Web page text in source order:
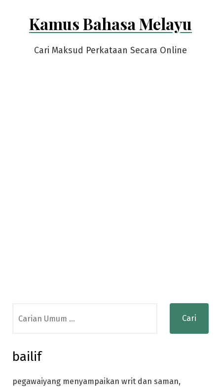
Kamus Bahasa Melayu
Cari Maksud Perkataan Secara Online
for:
bailif
pegawaiyang menyampaikan writ dan saman,